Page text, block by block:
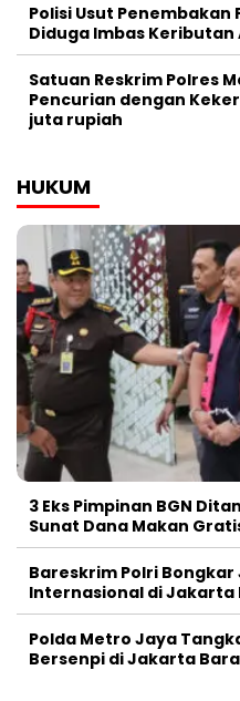
Polisi Usut
Diduga Imbas
Satuan Reskrim Polres
Pencurian dengan
juta rupiah
HUKUM
3 Eks Pimpinan BGN
Sunat Dana Makan
Bareskrim Polri
Internasional di Jakarta
Polda Metro Jaya
Bersenpi di Jakarta